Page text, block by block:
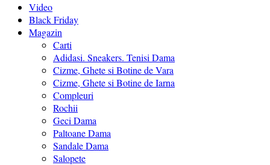
Video
Black Friday
Magazin
Carti
Adidasi. Sneakers. Tenisi Dama
Cizme, Ghete si Botine de Vara
Cizme, Ghete si Botine de Iarna
Compleuri
Rochii
Geci Dama
Paltoane Dama
Sandale Dama
Salopete